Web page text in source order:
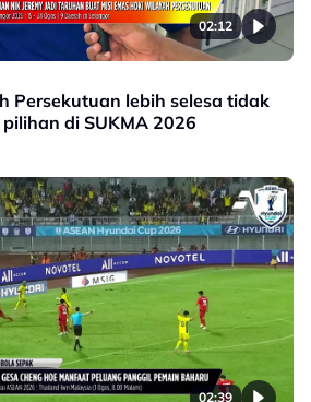
02:12
Persekutuan lebih selesa tidak
di SUKMA 2026
02:39